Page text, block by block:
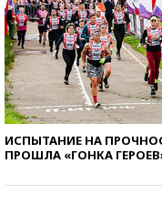
ИСПЫТАНИЕ НА
ПРОШЛА «ГОНКА